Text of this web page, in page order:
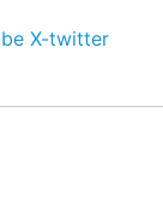
X-twitter